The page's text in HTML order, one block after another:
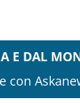
E DAL
con